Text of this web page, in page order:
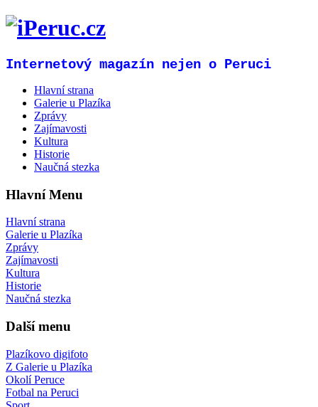
Internetový magazín nejen o Peruci
Hlavní strana
Galerie u Plazíka
Zprávy
Zajímavosti
Kultura
Historie
Naučná stezka
Hlavní Menu
Hlavní strana
Galerie u Plazíka
Zprávy
Zajímavosti
Kultura
Historie
Naučná stezka
Další menu
Plazíkovo digifoto
Z Galerie u Plazíka
Okolí Peruce
Fotbal na Peruci